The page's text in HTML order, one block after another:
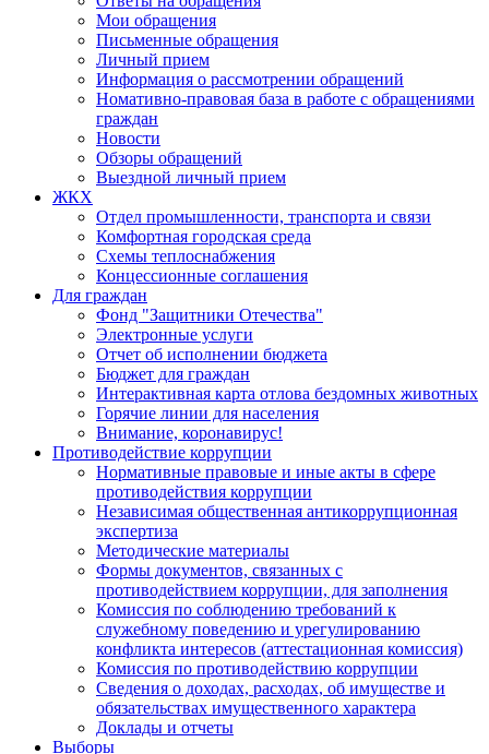
Мои обращения
Письменные обращения
Личный прием
Информация о рассмотрении обращений
Номативно-правовая база в работе с обращениями
граждан
Новости
Обзоры обращений
Выездной личный прием
ЖКХ
Отдел промышленности, транспорта и связи
Комфортная городская среда
Схемы теплоснабжения
Концессионные соглашения
Для граждан
Фонд "Защитники Отечества"
Электронные услуги
Отчет об исполнении бюджета
Бюджет для граждан
Интерактивная карта отлова бездомных животных
Горячие линии для населения
Внимание, коронавирус!
Противодействие коррупции
Нормативные правовые и иные акты в сфере
противодействия коррупции
Независимая общественная антикоррупционная
экспертиза
Методические материалы
Формы документов, связанных с
противодействием коррупции, для заполнения
Комиссия по соблюдению требований к
служебному поведению и урегулированию
конфликта интересов (аттестационная комиссия)
Комиссия по противодействию коррупции
Сведения о доходах, расходах, об имуществе и
обязательствах имущественного характера
Доклады и отчеты
Выборы